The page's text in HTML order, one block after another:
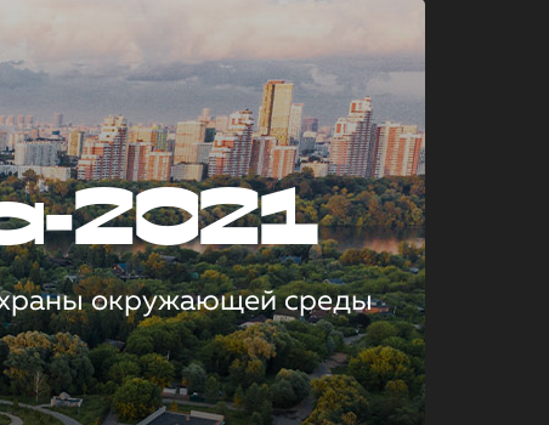
2021
окружающей среды